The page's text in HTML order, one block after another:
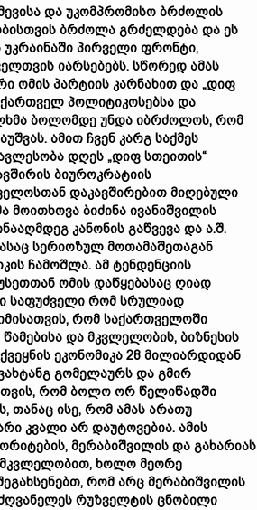
და უკომპრომისო ბრძოლის
ბრძოლა გრძელდება და ეს
პირველი ფრონტი,
იარსებებს. სწორედ ამას
ომის პარტიის კარნახით და „დიფ
პოლიტიკოსებსა და
ბოლომდე უნდა იბრძოლოს, რომ
ამით ჩვენ კარგ საქმეს
დღეს „დიფ სთეითის“
ბიუროკრატიის
დაკავშირებით მიღებული
ბიძინა ივანიშვილის
კანონის გაწვევა და ა.შ.
სერიოზულ მოთამაშეთაგან
ჩამოშლა. ამ ტენდენციის
ომის დაწყებასაც ღიად
საფუძველი რომ სრულიად
რომ საქართველოში
და მკვლელობის, ბიზნესის
ეკონომიკა 28 მილიარდიდან
გომელაურს და გმირ
რომ ბოლო ორ წელიწადში
ისე, რომ ამას არათუ
კვალი არ დაუტოვებია. ამის
მერაბიშვილის და გახარიას
მკვლელობით, ხოლო მეორე
რომ არც მერაბიშვილის
რუზველტის ცნობილი